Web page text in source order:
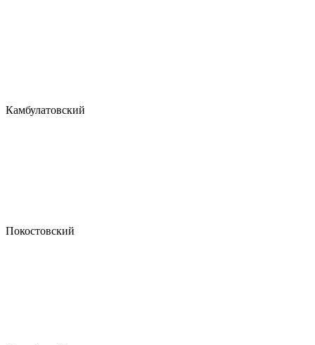
Камбулатовский
Покостовский